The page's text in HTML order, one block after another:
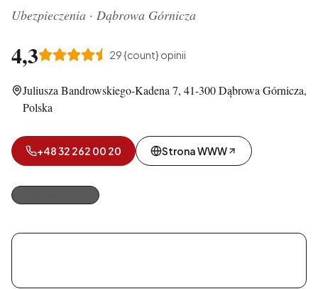
Ubezpieczenia · Dąbrowa Górnicza
4,3 29{count} opinii
Juliusza Bandrowskiego-Kadena 7, 41-300 Dąbrowa Górnicza,
Polska
+48 32 262 00 20 Strona WWW